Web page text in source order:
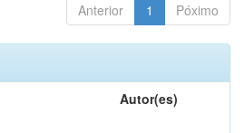
Anterior 1 Póximo
Autor(es)